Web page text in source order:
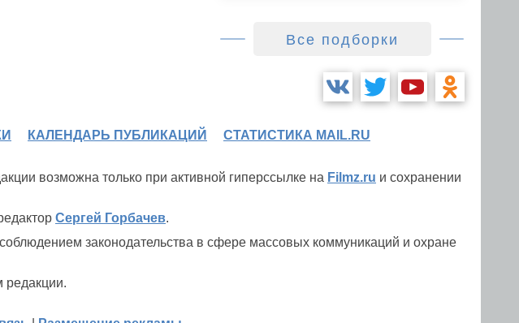
Все подборки
КАЛЕНДАРЬ ПУБЛИКАЦИЙ СТАТИСТИКА MAIL.RU
возможна только при активной гиперссылке на Filmz.ru и сохранении
Сергей Горбачев.
законодательства в сфере массовых коммуникаций и охране
редакции.